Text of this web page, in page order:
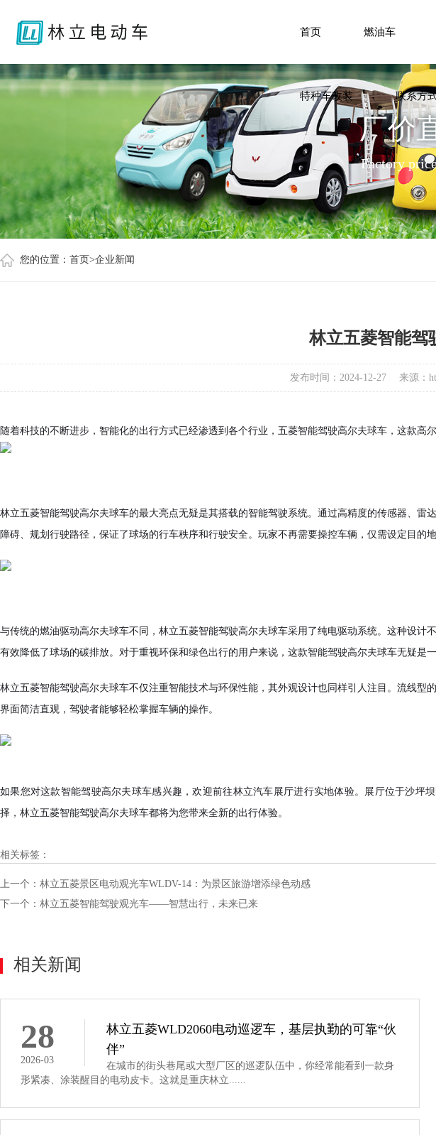
首页 燃油车
特种车改装 联系方
厂价
Factory
您的位置： 首页>企业新闻
林立五菱智能驾
发布时间：2024-12-27 来源：
随着科技的不断进步，智能化的出行方式已经渗透到各个行业，五菱智能驾驶高尔夫球车，这款
林立五菱智能驾驶高尔夫球车的最大亮点无疑是其搭载的智能驾驶系统。通过高精度的传感器、
障碍、规划行驶路径，保证了球场的行车秩序和行驶安全。玩家不再需要操控车辆，仅需设定目的
与传统的燃油驱动高尔夫球车不同，林立五菱智能驾驶高尔夫球车采用了纯电驱动系统。这种设
有效降低了球场的碳排放。对于重视环保和绿色出行的用户来说，这款智能驾驶高尔夫球车无疑是一
林立五菱智能驾驶高尔夫球车不仅注重智能技术与环保性能，其外观设计也同样引人注目。流线
界面简洁直观，驾驶者能够轻松掌握车辆的操作。
如果您对这款智能驾驶高尔夫球车感兴趣，欢迎前往林立汽车展厅进行实地体验。展厅位于沙
择，林立五菱智能驾驶高尔夫球车都将为您带来全新的出行体验。
相关标签：
上一个： 林立五菱景区电动观光车WLDV-14：为景区旅游增添绿色动感
下一个： 林立五菱智能驾驶观光车——智慧出行，未来已来
相关新闻
28
2026-03
林立五菱WLD2060电动巡逻车，基层执勤的可靠“伙
伴”
在城市的街头巷尾或大型厂区的巡逻队伍中，你经常能看到一款身
形紧凑、涂装醒目的电动皮卡。这就是重庆林立......